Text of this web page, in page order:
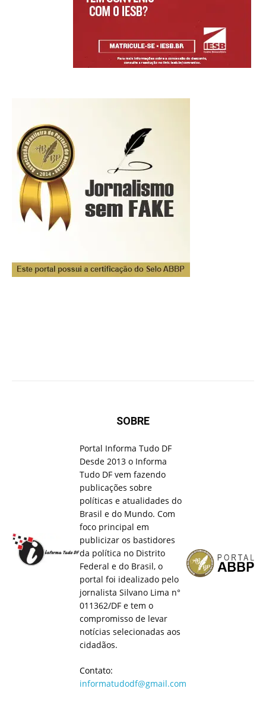
SOBRE
Portal Informa Tudo DF
Desde 2013 o Informa
Tudo DF vem fazendo
publicações sobre
políticas e atualidades do
Brasil e do Mundo. Com
foco principal em
publicizar os bastidores
da política no Distrito
Federal e do Brasil, o
portal foi idealizado pelo
jornalista Silvano Lima n°
011362/DF e tem o
compromisso de levar
notícias selecionadas aos
cidadãos.
Contato:
informatudodf@gmail.com